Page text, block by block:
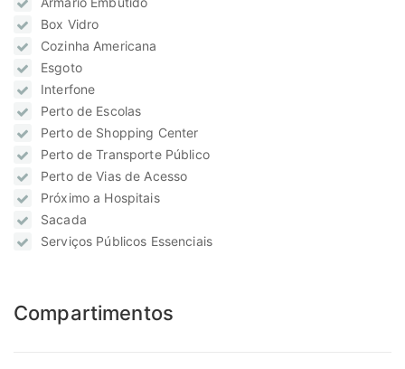
Box Vidro
Cozinha Americana
Esgoto
Interfone
Perto de Escolas
Perto de Shopping Center
Perto de Transporte Público
Perto de Vias de Acesso
Próximo a Hospitais
Sacada
Serviços Públicos Essenciais
Compartimentos